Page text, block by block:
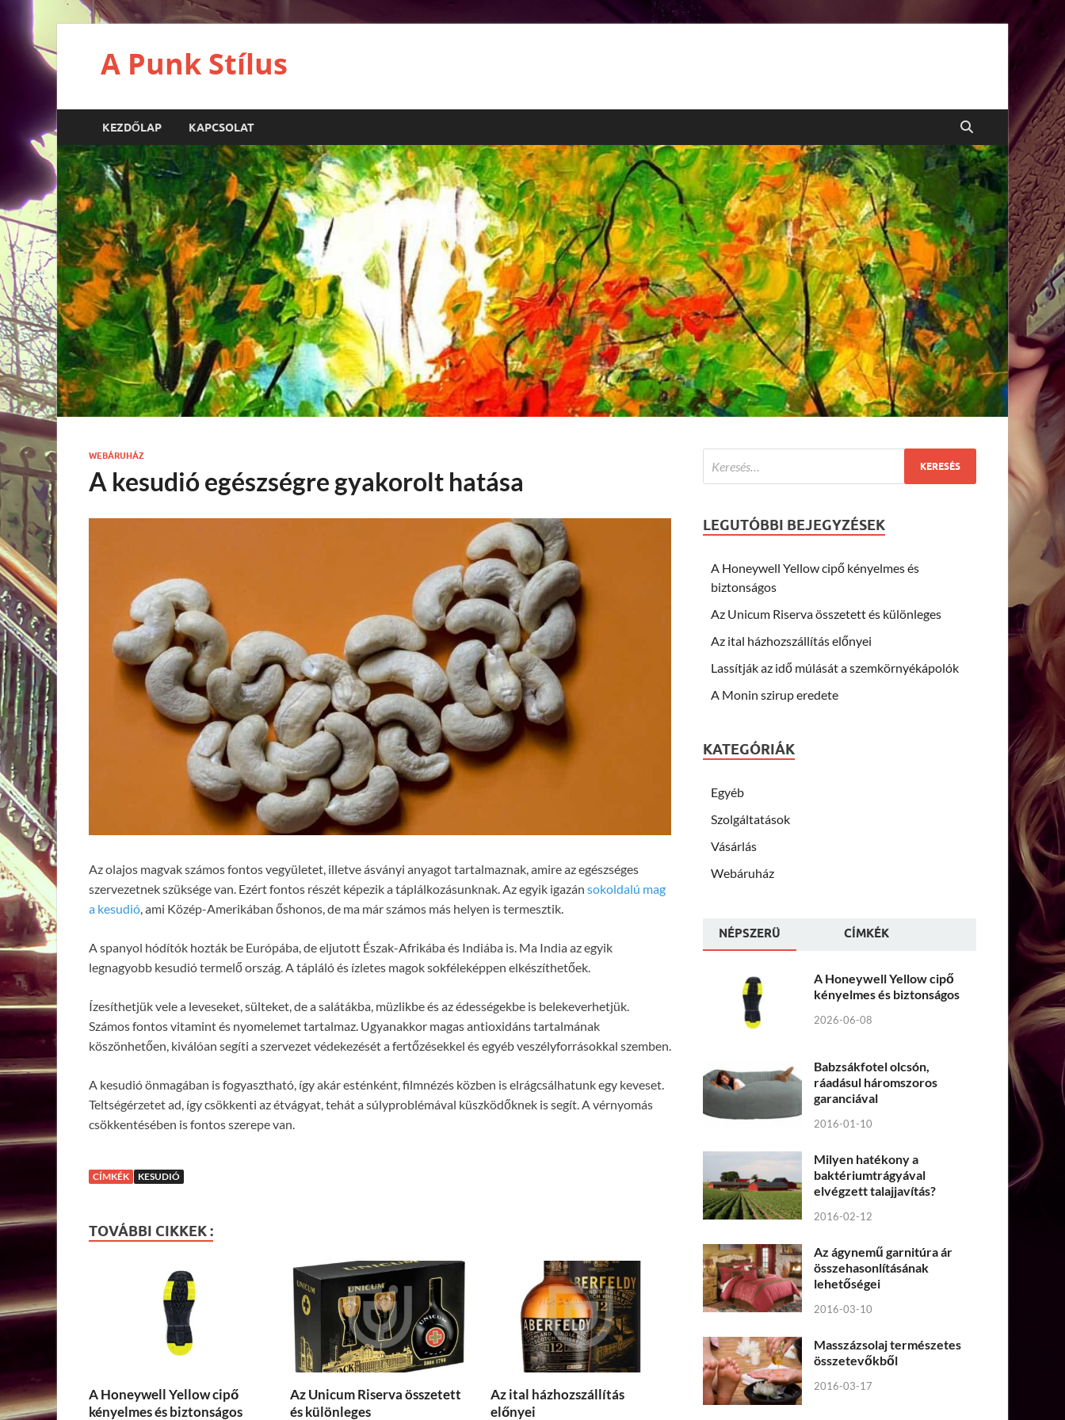
A Punk Stílus
KEZDŐLAP KAPCSOLAT
WEBÁRUHÁZ
A kesudió egészségre gyakorolt hatása
Az olajos magvak számos fontos vegyületet, illetve ásványi anyagot tartalmaznak, amire az egészséges
szervezetnek szüksége van. Ezért fontos részét képezik a táplálkozásunknak. Az egyik igazán sokoldalú mag
a kesudió, ami Közép-Amerikában őshonos, de ma már számos más helyen is termesztik.
A spanyol hódítók hozták be Európába, de eljutott Észak-Afrikába és Indiába is. Ma India az egyik
legnagyobb kesudió termelő ország. A tápláló és ízletes magok sokféleképpen elkészíthetőek.
Ízesíthetjük vele a leveseket, sülteket, de a salátákba, müzlikbe és az édességekbe is belekeverhetjük.
Számos fontos vitamint és nyomelemet tartalmaz. Ugyanakkor magas antioxidáns tartalmának
köszönhetően, kiválóan segíti a szervezet védekezését a fertőzésekkel és egyéb veszélyforrásokkal szemben.
A kesudió önmagában is fogyasztható, így akár esténként, filmnézés közben is elrágcsálhatunk egy keveset.
Teltségérzetet ad, így csökkenti az étvágyat, tehát a súlyproblémával küszködőknek is segít. A vérnyomás
csökkentésében is fontos szerepe van.
CÍMKÉK KESUDIÓ
TOVÁBBI CIKKEK :
A Honeywell Yellow cipő
kényelmes és biztonságos
Az Unicum Riserva összetett
és különleges
Az ital házhozszállítás
előnyei
LEGUTÓBBI BEJEGYZÉSEK
A Honeywell Yellow cipő kényelmes és
biztonságos
Az Unicum Riserva összetett és különleges
Az ital házhozszállítás előnyei
Lassítják az idő múlását a szemkörnyékápolók
A Monin szirup eredete
KATEGÓRIÁK
Egyéb
Szolgáltatások
Vásárlás
Webáruház
NÉPSZERÜ CÍMKÉK
A Honeywell Yellow cipő
kényelmes és biztonságos
2026-06-08
Babzsákfotel olcsón,
ráadásul háromszoros
garanciával
2016-01-10
Milyen hatékony a
baktériumtrágyával
elvégzett talajjavítás?
2016-02-12
Az ágynemű garnitúra ár
összehasonlításának
lehetőségei
2016-03-10
Masszázsolaj természetes
összetevőkből
2016-03-17